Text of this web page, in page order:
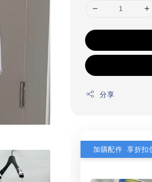
分享
加購配件 享折扣